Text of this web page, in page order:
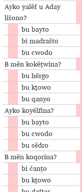
Ayko yalëf u Aday
lišono?
bu bayto
bi madrašto
bu cwodo
B mën kokëṯwina?
bu hërgo
bu kṯowo
bu qanyo
Ayko koyëlfina?
bu bayto
bu cwodo
bu sëdro
B mën koqorina?
bi čanṭo
bu kṯowo